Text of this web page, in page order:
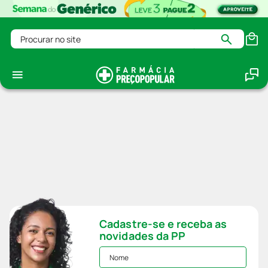
Procurar no site
Cadastre-se e receba as
novidades da PP